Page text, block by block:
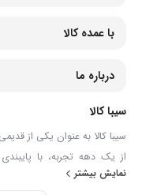
با عمده کالا
درباره ما
سیبا کالا
سیبا کالا به عنوان یکی از
بازگشت کالا و تضمین
نمایش بیشتر